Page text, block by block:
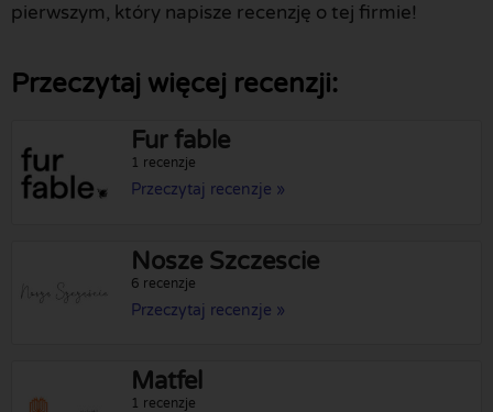
pierwszym, który napisze recenzję o tej firmie!
Przeczytaj więcej recenzji:
Fur fable
1 recenzje
Przeczytaj recenzje »
Nosze Szczescie
6 recenzje
Przeczytaj recenzje »
Matfel
1 recenzje